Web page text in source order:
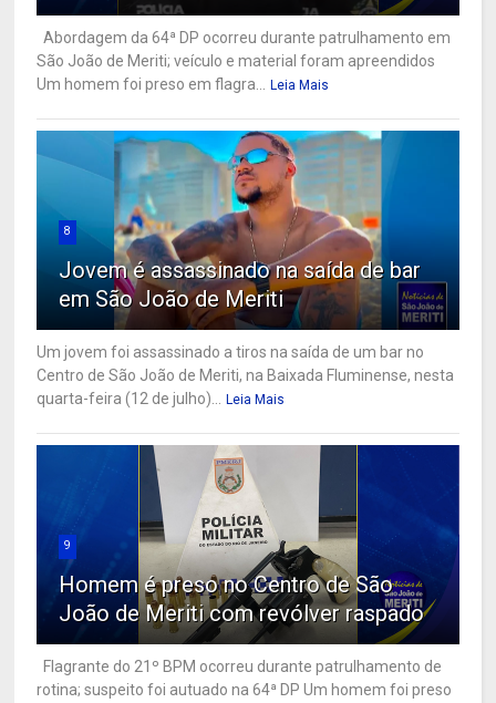
Abordagem da 64ª DP ocorreu durante patrulhamento em
São João de Meriti; veículo e material foram apreendidos
Um homem foi preso em flagra... Leia Mais
8
Jovem é assassinado na saída de bar
em São João de Meriti
Um jovem foi assassinado a tiros na saída de um bar no
Centro de São João de Meriti, na Baixada Fluminense, nesta
quarta-feira (12 de julho)... Leia Mais
9
Homem é preso no Centro de São
João de Meriti com revólver raspado
Flagrante do 21º BPM ocorreu durante patrulhamento de
rotina; suspeito foi autuado na 64ª DP Um homem foi preso